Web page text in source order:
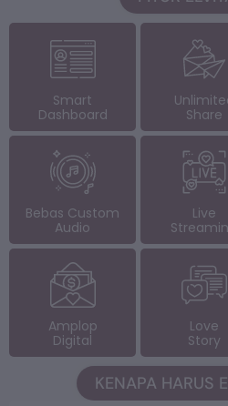
Smart
Dashboard
Share
Bebas Custom
Audio
Live
Amplop
Digital
Love
Story
KENAPA HARUS